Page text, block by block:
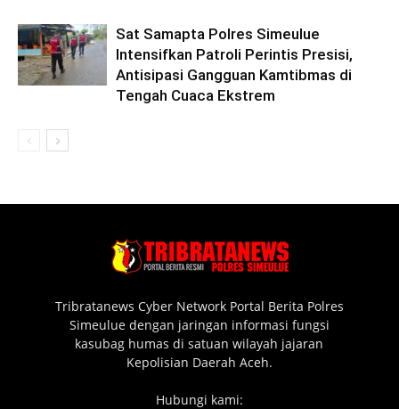
Sat Samapta Polres Simeulue
Intensifkan Patroli Perintis Presisi,
Antisipasi Gangguan Kamtibmas di
Tengah Cuaca Ekstrem
Tribratanews Cyber Network Portal Berita Polres
Simeulue dengan jaringan informasi fungsi
kasubag humas di satuan wilayah jajaran
Kepolisian Daerah Aceh.
Hubungi kami: